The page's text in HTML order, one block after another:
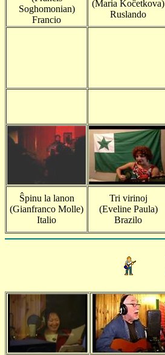
Soghomonian)
Francio
(Maria Koĉetkova)
Ruslando
Ŝpinu la lanon
(Gianfranco Molle)
Italio
Tri virinoj
(Eveline Paula)
Brazilo